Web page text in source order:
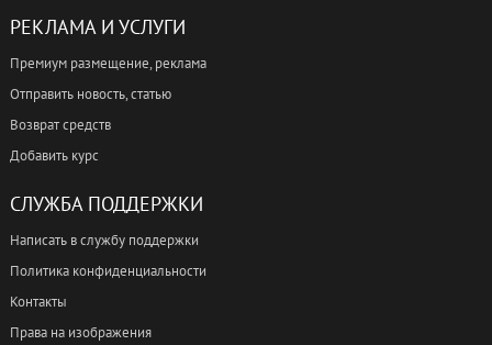
РЕКЛАМА И УСЛУГИ
Премиум размещение, реклама
Отправить новость, статью
Возврат средств
Добавить курс
СЛУЖБА ПОДДЕРЖКИ
Написать в службу поддержки
Политика конфиденциальности
Контакты
Права на изображения